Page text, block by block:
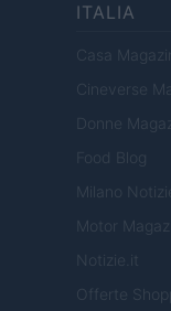
ITALIA
Casa
Cineverse
Donne
Food Blog
Milano Notizie
Motor
Notizie.it
Offerte